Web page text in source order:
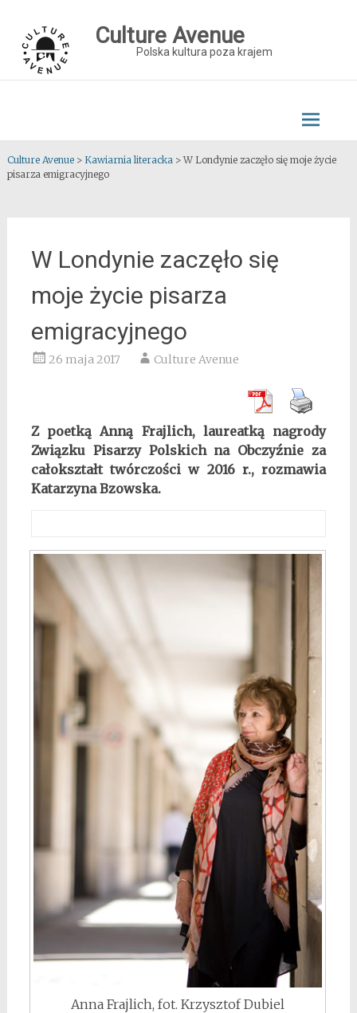
content
Culture Avenue
Polska kultura poza krajem
Culture Avenue> Kawiarnia literacka> W Londynie zaczęło się moje życie
pisarza emigracyjnego
W Londynie zaczęło się
moje życie pisarza
emigracyjnego
26 maja 2017 Culture Avenue
Z poetką Anną Frajlich, laureatką nagrody
Związku Pisarzy Polskich na Obczyźnie za
całokształt twórczości w 2016 r., rozmawia
Katarzyna Bzowska.
Anna Frajlich, fot. Krzysztof Dubiel